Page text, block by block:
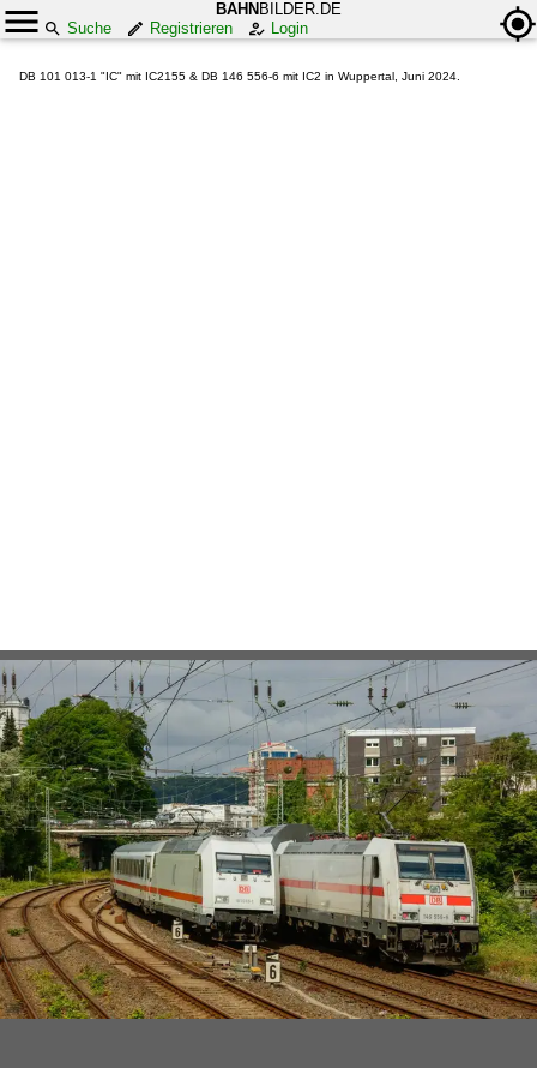
BAHN BILDER.DE
Suche
Registrieren Login
DB 101 013-1 "IC" mit IC2155 & DB 146 556-6 mit IC2 in Wuppertal, Juni 2024.